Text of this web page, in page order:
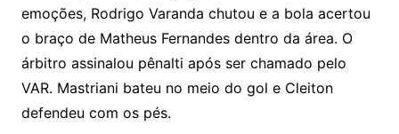
emoções, Rodrigo Varanda chutou e a bola acertou
o braço de Matheus Fernandes dentro da área. O
árbitro assinalou pênalti após ser chamado pelo
VAR. Mastriani bateu no meio do gol e Cleiton
defendeu com os pés.